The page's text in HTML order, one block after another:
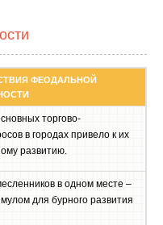
ФЕОДАЛЬНОЙ
торгово-
в городах привело к их
развитию.
в одном месте –
для бурного развития